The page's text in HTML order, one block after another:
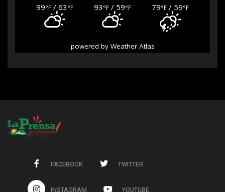
99°F / 63°F 93°F/ 59°F 79°F/ 59°F
powered by Weather Atlas
FACEBOOK TWITTER
INSTAGRAM YOUTUBE